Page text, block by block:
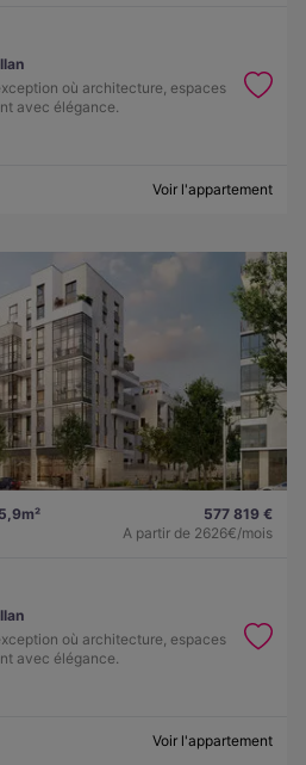
où architecture, espaces
avec élégance.
Voir l'appartement
577 819 €
A partir de 2626€/mois
où architecture, espaces
avec élégance.
Voir l'appartement